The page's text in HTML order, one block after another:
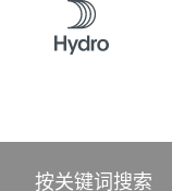
按关键词搜索